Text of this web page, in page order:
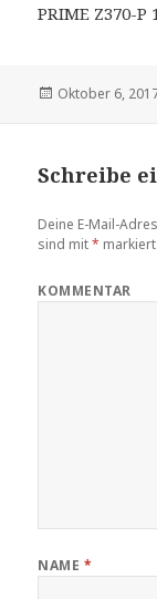
PRIME Z370-P
Veröffentlicht
Oktober 6,
Schreibe
Deine E-Mail-
sind mit* markiert
KOMMENTAR
NAME *